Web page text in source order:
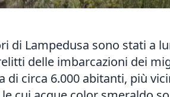
di Lampedusa sono stati a
delle imbarcazioni dei
di circa 6.000 abitanti, più